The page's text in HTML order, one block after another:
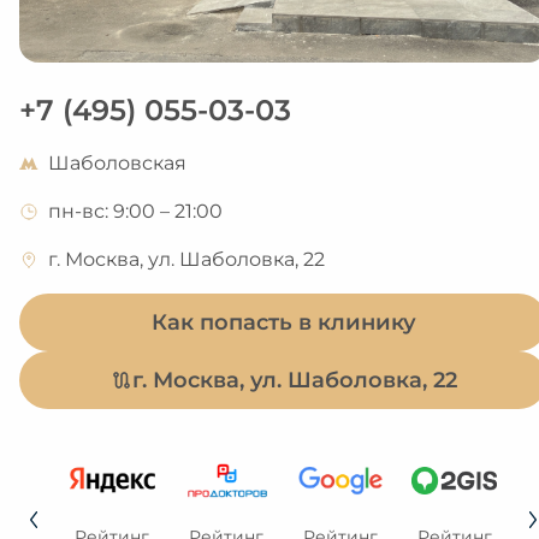
+7 (495) 055-03-03
Шаболовская
пн-вс: 9:00 – 21:00
г. Москва, ул. Шаболовка, 22
Как попасть в клинику
г. Москва, ул. Шаболовка, 22